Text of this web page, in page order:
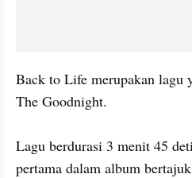
Back to Life merupakan lagu
The Goodnight.
Lagu berdurasi 3 menit 45
pertama dalam album